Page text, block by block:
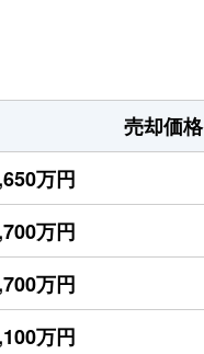
売却価格
万円
万円
万円
万円